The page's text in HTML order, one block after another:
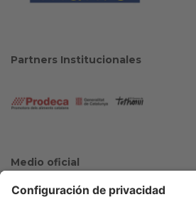
Partners Institucionales
Medio oficial